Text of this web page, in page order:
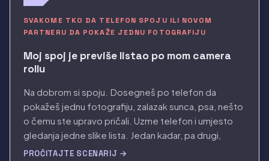
SVAKOME TKO DA TELEFON SPOJU ILI NOVOM
PARTNERU DA POKAŽE JEDNU FOTOGRAFIJU
Moj spoj je previše listao po mom camera
rollu
Na dobrom si spoju. Dosegneš po telefon da
pokažeš jednu fotografiju, zalazak sunca, psa, nešto
o čemu ste upravo pričali. Uzme telefon i umjesto
gledanja jedne slike lista. Jedan kadar, pa drugi,
krenuvši unatrag u camera roll koji nikada nije bio
PROČITAJTE SCENARIJ →